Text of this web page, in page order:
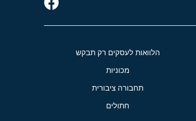
הלוואות לעסקים רק תבקש
מכוניות
תחבורה ציבורית
חתולים